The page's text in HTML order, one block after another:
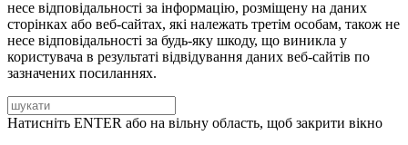
несе відповідальності за інформацію, розміщену на даних
сторінках або веб-сайтах, які належать третім особам, також не
несе відповідальності за будь-яку шкоду, що виникла у
користувача в результаті відвідування даних веб-сайтів по
зазначених посиланнях.
Натисніть ENTER або на вільну область, щоб закрити вікно